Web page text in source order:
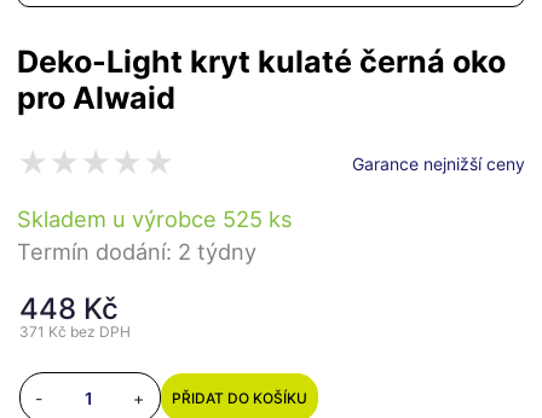
Deko-Light kryt kulaté černá oko
pro Alwaid
Garance nejnižší ceny
Skladem u výrobce 525 ks
Termín dodání: 2 týdny
448 Kč
371 Kč bez DPH
- + PŘIDAT DO KOŠÍKU